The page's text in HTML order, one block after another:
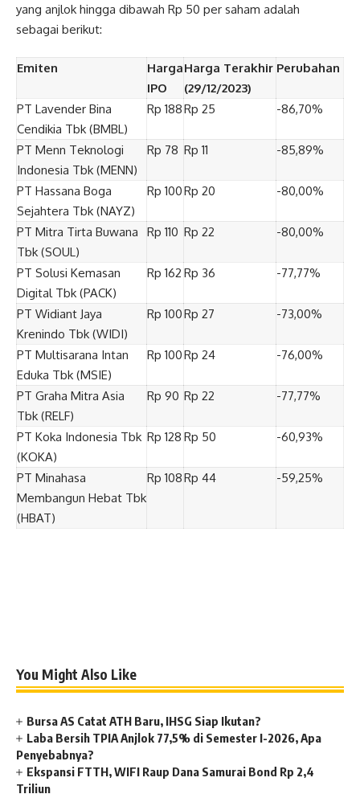
yang anjlok hingga dibawah Rp 50 per saham adalah
sebagai berikut:
Emiten
Harga
IPO
Harga Terakhir
(29/12/2023)
Perubahan
PT Lavender Bina
Cendikia Tbk (BMBL)
Rp 188Rp 25 -86,70%
PT Menn Teknologi
Indonesia Tbk (MENN)
Rp 78 Rp 11 -85,89%
PT Hassana Boga
Sejahtera Tbk (NAYZ)
Rp 100Rp 20 -80,00%
PT Mitra Tirta Buwana
Tbk (SOUL)
Rp 110 Rp 22 -80,00%
PT Solusi Kemasan
Digital Tbk (PACK)
Rp 162 Rp 36 -77,77%
PT Widiant Jaya
Krenindo Tbk (WIDI)
Rp 100Rp 27 -73,00%
PT Multisarana Intan
Eduka Tbk (MSIE)
Rp 100Rp 24 -76,00%
PT Graha Mitra Asia
Tbk (RELF)
Rp 90 Rp 22 -77,77%
PT Koka Indonesia Tbk
(KOKA)
Rp 128 Rp 50 -60,93%
PT Minahasa
Membangun Hebat Tbk
(HBAT)
Rp 108Rp 44 -59,25%
You Might Also Like
Bursa AS Catat ATH Baru, IHSG Siap Ikutan?
Laba Bersih TPIA Anjlok 77,5% di Semester I-2026, Apa
Penyebabnya?
Ekspansi FTTH, WIFI Raup Dana Samurai Bond Rp 2,4
Triliun